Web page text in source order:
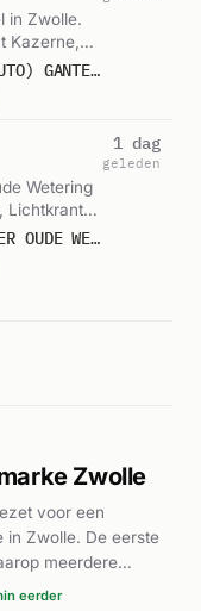
in Zwolle.
Kazerne,
P 1 BON-04 BR WEGVERVOER (AUTO) GANTEL GEIN ZWOLLE 041631
Wetering
Lichtkrant
P 2 BON-08 DIER IN PUT/KELDER OUDE WETERING ZWOLLE 041477 041631
1 dag
geleden
Zwolle
voor een
in Zwolle. De eerste
meerdere
gingen. Volgens
eerder